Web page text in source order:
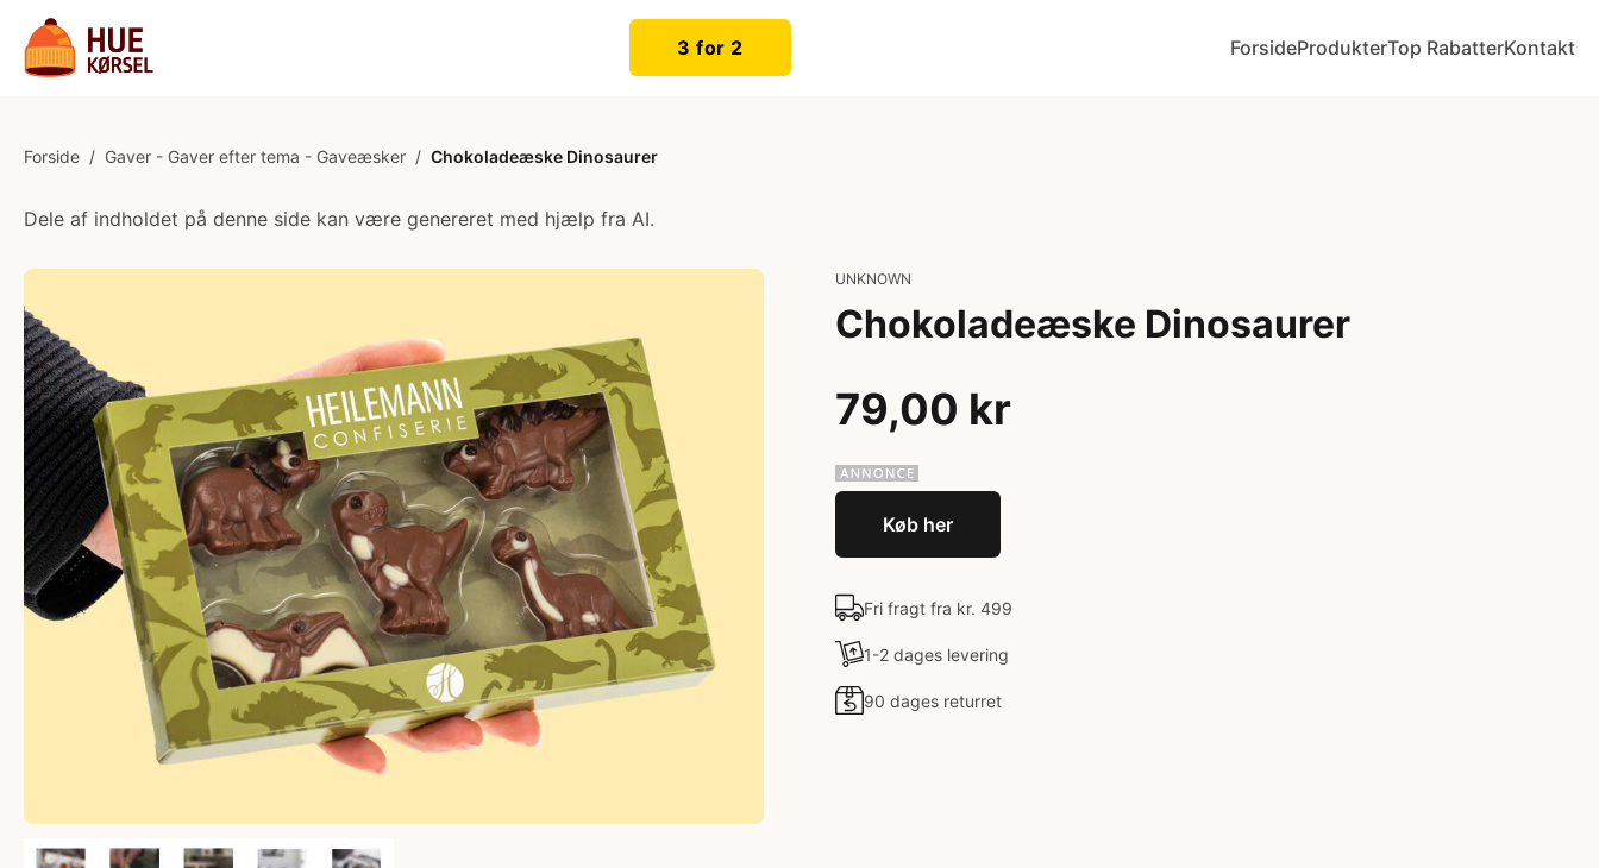
3 for 2 ForsideProdukterTop RabatterKontakt
Forside / Gaver - Gaver efter tema - Gaveæsker / Chokoladeæske Dinosaurer
Dele af indholdet på denne side kan være genereret med hjælp fra AI.
UNKNOWN
Chokoladeæske Dinosaurer
79,00 kr
Køb her
Fri fragt fra kr. 499
1-2 dages levering
90 dages returret